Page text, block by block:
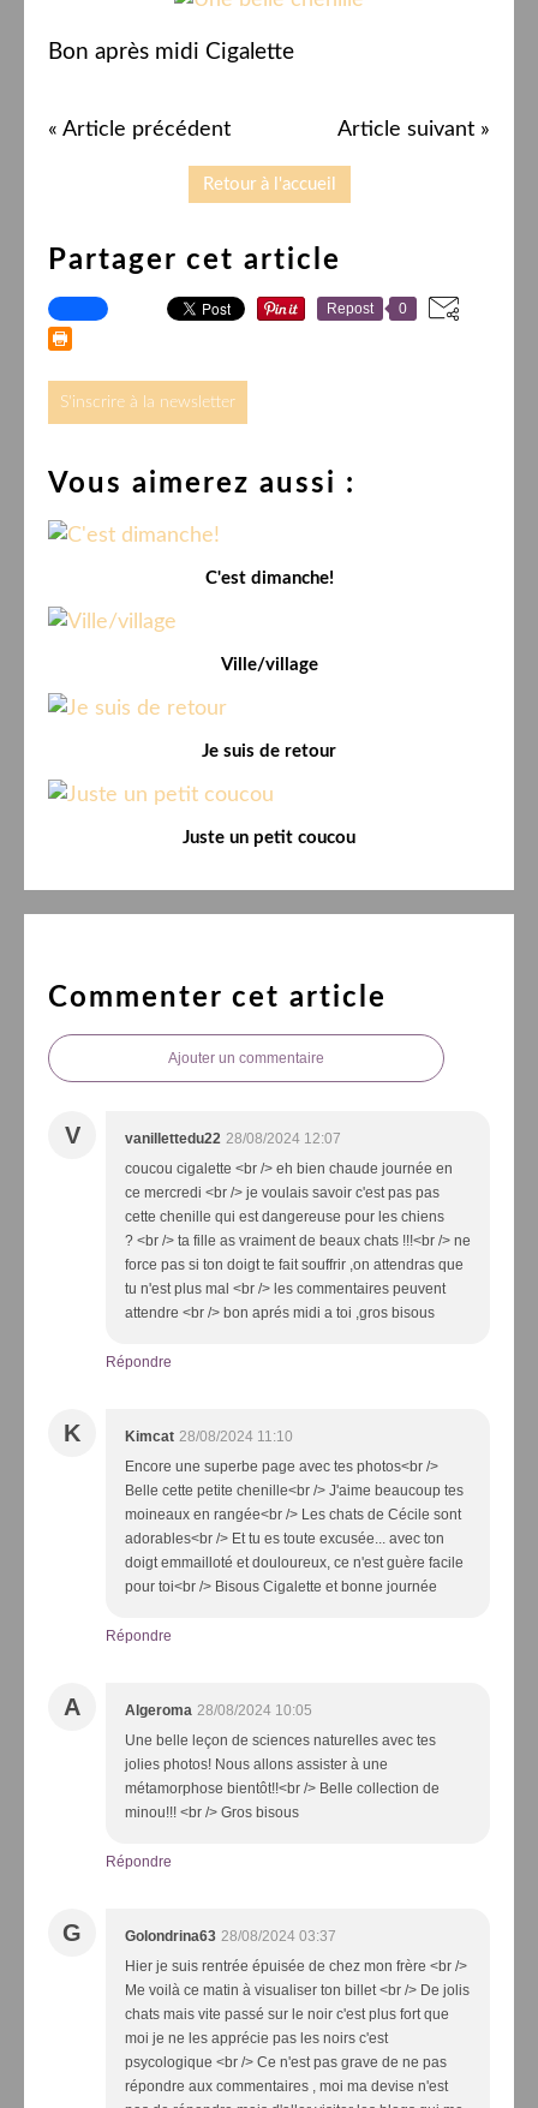
Bon après midi Cigalette
« Article précédent Article suivant »
Retour à l'accueil
Partager cet article
Repost 0
S'inscrire à la newsletter
Vous aimerez aussi :
C'est dimanche!
Ville/village
Je suis de retour
Juste un petit coucou
Commenter cet article
Ajouter un commentaire
V vanillettedu22 28/08/2024 12:07
coucou cigalette <br /> eh bien chaude journée en
ce mercredi <br /> je voulais savoir c'est pas pas
cette chenille qui est dangereuse pour les chiens
? <br /> ta fille as vraiment de beaux chats !!!<br /> ne
force pas si ton doigt te fait souffrir ,on attendras que
tu n'est plus mal <br /> les commentaires peuvent
attendre <br /> bon aprés midi a toi ,gros bisous
Répondre
K Kimcat 28/08/2024 11:10
Encore une superbe page avec tes photos<br />
Belle cette petite chenille<br /> J'aime beaucoup tes
moineaux en rangée<br /> Les chats de Cécile sont
adorables<br /> Et tu es toute excusée... avec ton
doigt emmailloté et douloureux, ce n'est guère facile
pour toi<br /> Bisous Cigalette et bonne journée
Répondre
A Algeroma 28/08/2024 10:05
Une belle leçon de sciences naturelles avec tes
jolies photos! Nous allons assister à une
métamorphose bientôt!!<br /> Belle collection de
minou!!! <br /> Gros bisous
Répondre
G Golondrina63 28/08/2024 03:37
Hier je suis rentrée épuisée de chez mon frère <br />
Me voilà ce matin à visualiser ton billet <br /> De jolis
chats mais vite passé sur le noir c'est plus fort que
moi je ne les apprécie pas les noirs c'est
psycologique <br /> Ce n'est pas grave de ne pas
répondre aux commentaires , moi ma devise n'est